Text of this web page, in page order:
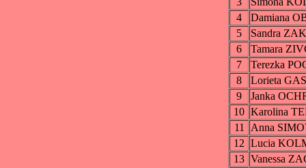
4
Damiana
5
Sandra
6
Tamara
7
Terezka
8
Lorieta
9
Janka
10 Karolina
11 Anna
12 Lucia
13 Vanessa